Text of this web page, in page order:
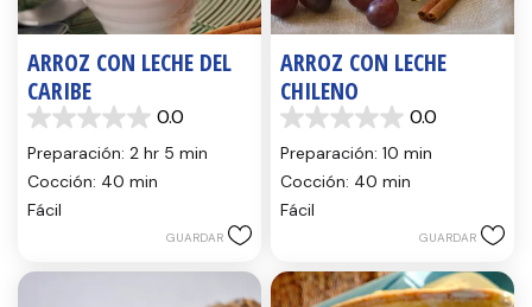
ARROZ CON LECHE DEL
CARIBE
0.0
0.0
de
estrellas.
Preparación: 2 hr 5 min
Cocción: 40 min
Fácil
GUARDAR
ARROZ CON LECHE
CHILENO
0.0
0.0
de
estrellas.
Preparación: 10 min
Cocción: 40 min
Fácil
GUARDAR